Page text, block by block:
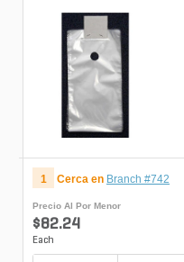
1 Cerca en Branch #742
Precio Al Por Menor
$82.24
Each